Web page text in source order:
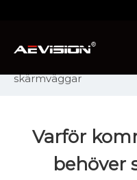
Varför
skärmväggar
Varför
behöver